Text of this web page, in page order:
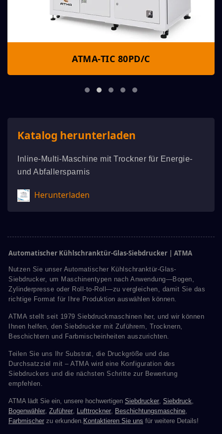
ATMA-TIC 80PD/C
Katalog herunterladen
Inline-Multi-Maschine mit Trockner für Energie-
und Abfallersparnis
Herunterladen
Automatischer Kühlschranktür-Glas-Siebdrucker | ATMA
Nutzen Sie unser Automatischer Kühlschranktür-Glas-
Siebdrucker, um Maschinentypen nach Anwendung—Bogen,
Zylinderpresse oder Roll-to-Roll—zu vergleichen, damit Sie das
richtige Format für Ihre Produktion auswählen können.
ATMA stellt seit 1979 Siebdruckmaschinen her, und wir können
Ihnen helfen, den Siebdrucker mit Zuführern, Trocknern,
Beschichtern und Farbmischeinheiten auszurichten.
Teilen Sie uns Ihr Substrat, die Druckgröße und das
Durchsatzziel mit – ATMA wird eine Konfiguration des
Siebdruckers und die nächsten Schritte zur Bewertung
empfehlen.
ATMA lädt Sie ein, unsere hochwertigen Siebdrucker, Siebdruck,
Bogenwähler, Zuführer, Lufttrockner, Beschichtungsmaschine,
Farbmischer zu erkunden. Kontaktieren Sie uns für weitere Details!